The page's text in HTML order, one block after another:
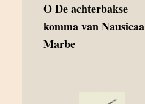
ODe achterbakse
komma van Nausicaa
Marbe